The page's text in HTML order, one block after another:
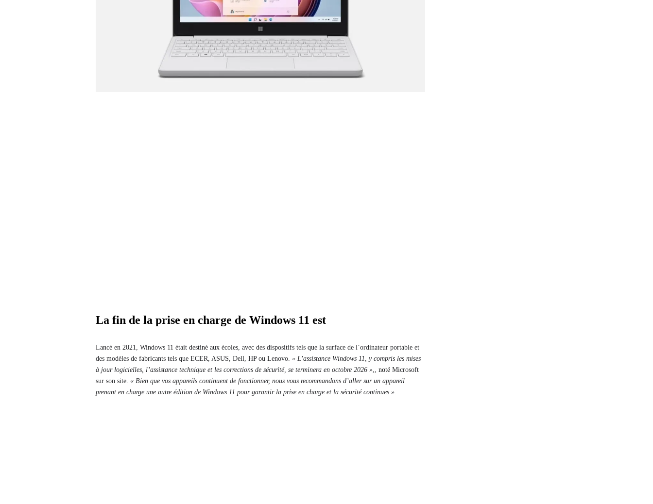
La fin de la prise en charge de Windows 11 est
Lancé en 2021, Windows 11 était destiné aux écoles, avec des dispositifs tels que la surface de l’ordinateur portable et
des modèles de fabricants tels que ECER, ASUS, Dell, HP ou Lenovo. « L’assistance Windows 11, y compris les mises
à jour logicielles, l’assistance technique et les corrections de sécurité, se terminera en octobre 2026 »
noté Microsoft
sur son site. « Bien que vos appareils continuent de fonctionner, nous vous recommandons d’aller sur un appareil
prenant en charge une autre édition de Windows 11 pour garantir la prise en charge et la sécurité continues ».